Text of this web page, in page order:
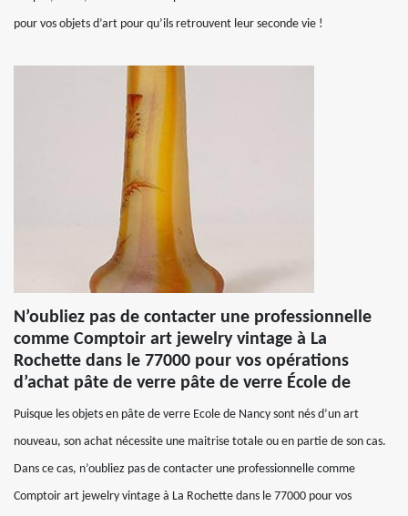
pour vos objets d’art pour qu’ils retrouvent leur seconde vie !
N’oubliez pas de contacter une professionnelle
comme Comptoir art jewelry vintage à La
Rochette dans le 77000 pour vos opérations
d’achat pâte de verre pâte de verre École de
Puisque les objets en pâte de verre Ecole de Nancy sont nés d’un art
nouveau, son achat nécessite une maitrise totale ou en partie de son cas.
Dans ce cas, n’oubliez pas de contacter une professionnelle comme
Comptoir art jewelry vintage à La Rochette dans le 77000 pour vos